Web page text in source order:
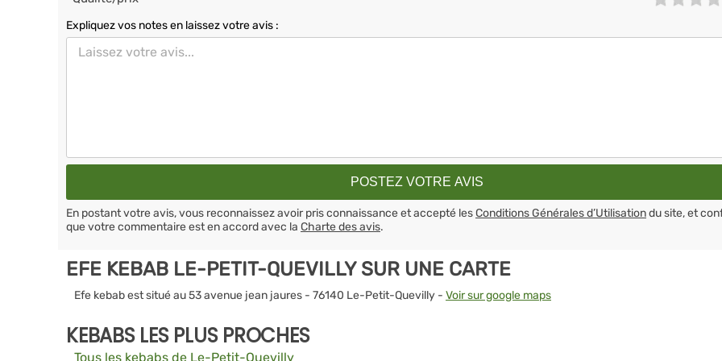
Expliquez vos notes en laissez votre avis :
En postant votre avis, vous reconnaissez avoir pris connaissance et accepté lesConditions Générales d’Utilisationdu site, et
que votre commentaire est en accord avec la Charte des avis.
EFE KEBAB LE-PETIT-QUEVILLY SUR UNE CARTE
Efe kebab est situé au 53 avenue jean jaures - 76140 Le-Petit-Quevilly - Voir sur google maps
KEBABS LES PLUS PROCHES
Tous les kebabs de Le-Petit-Quevilly